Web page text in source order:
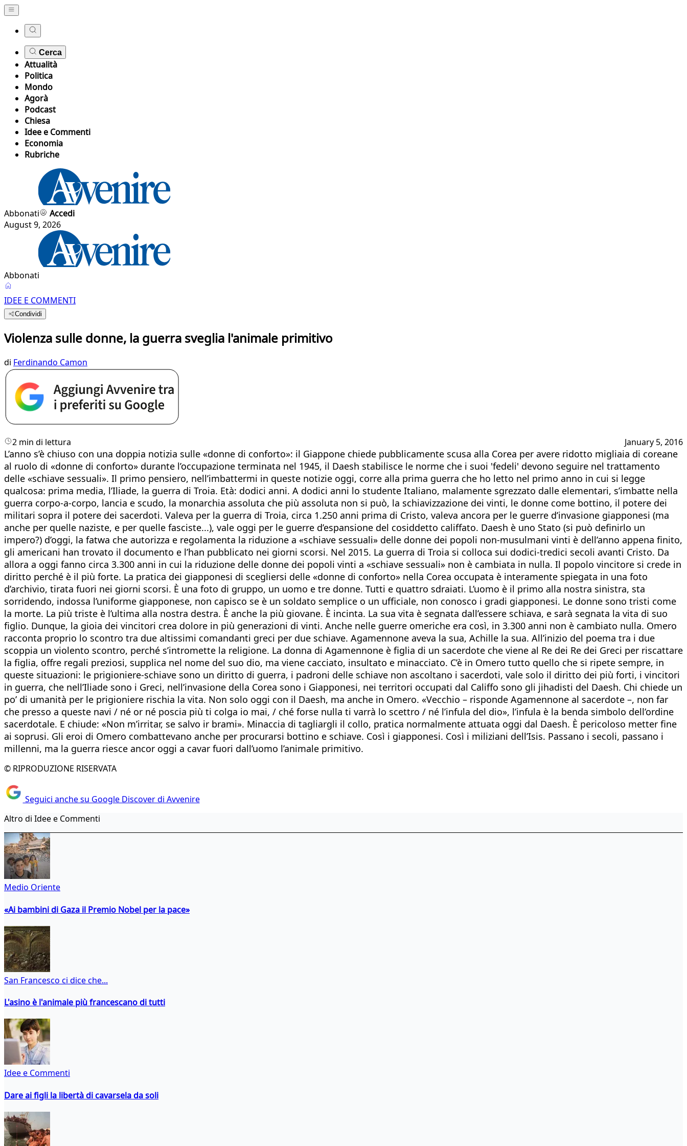
Cerca
Attualità
Politica
Mondo
Agorà
Podcast
Chiesa
Idee e Commenti
Economia
Rubriche
Abbonati
Accedi
August 9, 2026
Abbonati
IDEE E COMMENTI
Condividi
Violenza sulle donne, la guerra sveglia l'animale primitivo
di Ferdinando Camon
2 min di lettura January 5, 2016
L’anno s’è chiuso con una doppia notizia sulle «donne di conforto»: il Giappone chiede pubblicamente scusa alla Corea per avere ridotto migliaia di coreane
al ruolo di «donne di conforto» durante l’occupazione terminata nel 1945, il Daesh stabilisce le norme che i suoi 'fedeli' devono seguire nel trattamento
delle «schiave sessuali». Il primo pensiero, nell’imbattermi in queste notizie oggi, corre alla prima guerra che ho letto nel primo anno in cui si legge
qualcosa: prima media, l’Iliade, la guerra di Troia. Età: dodici anni. A dodici anni lo studente Italiano, malamente sgrezzato dalle elementari, s’imbatte nella
guerra corpo-a-corpo, lancia e scudo, la monarchia assoluta che più assoluta non si può, la schiavizzazione dei vinti, le donne come bottino, il potere dei
militari sopra il potere dei sacerdoti. Valeva per la guerra di Troia, circa 1.250 anni prima di Cristo, valeva ancora per le guerre d’invasione giapponesi (ma
anche per quelle naziste, e per quelle fasciste...), vale oggi per le guerre d’espansione del cosiddetto califfato. Daesh è uno Stato (si può definirlo un
impero?) d’oggi, la fatwa che autorizza e regolamenta la riduzione a «schiave sessuali» delle donne dei popoli non-musulmani vinti è dell’anno appena finito,
gli americani han trovato il documento e l’han pubblicato nei giorni scorsi. Nel 2015. La guerra di Troia si colloca sui dodici-tredici secoli avanti Cristo. Da
allora a oggi fanno circa 3.300 anni in cui la riduzione delle donne dei popoli vinti a «schiave sessuali» non è cambiata in nulla. Il popolo vincitore si crede in
diritto perché è il più forte. La pratica dei giapponesi di scegliersi delle «donne di conforto» nella Corea occupata è interamente spiegata in una foto
d’archivio, tirata fuori nei giorni scorsi. È una foto di gruppo, un uomo e tre donne. Tutti e quattro sdraiati. L’uomo è il primo alla nostra sinistra, sta
sorridendo, indossa l’uniforme giapponese, non capisco se è un soldato semplice o un ufficiale, non conosco i gradi giapponesi. Le donne sono tristi come
la morte. La più triste è l’ultima alla nostra destra. È anche la più giovane. È incinta. La sua vita è segnata dall’essere schiava, e sarà segnata la vita di suo
figlio. Dunque, la gioia dei vincitori crea dolore in più generazioni di vinti. Anche nelle guerre omeriche era così, in 3.300 anni non è cambiato nulla. Omero
racconta proprio lo scontro tra due altissimi comandanti greci per due schiave. Agamennone aveva la sua, Achille la sua. All’inizio del poema tra i due
scoppia un violento scontro, perché s’intromette la religione. La donna di Agamennone è figlia di un sacerdote che viene al Re dei Re dei Greci per riscattare
la figlia, offre regali preziosi, supplica nel nome del suo dio, ma viene cacciato, insultato e minacciato. C’è in Omero tutto quello che si ripete sempre, in
queste situazioni: le prigioniere-schiave sono un diritto di guerra, i padroni delle schiave non ascoltano i sacerdoti, vale solo il diritto dei più forti, i vincitori
in guerra, che nell’Iliade sono i Greci, nell’invasione della Corea sono i Giapponesi, nei territori occupati dal Califfo sono gli jihadisti del Daesh. Chi chiede un
po’ di umanità per le prigioniere rischia la vita. Non solo oggi con il Daesh, ma anche in Omero. «Vecchio – risponde Agamennone al sacerdote –, non far
che presso a queste navi / né or né poscia più ti colga io mai, / ché forse nulla ti varrà lo scettro / né l’infula del dio», l’infula è la benda simbolo dell’ordine
sacerdotale. E chiude: «Non m’irritar, se salvo ir brami». Minaccia di tagliargli il collo, pratica normalmente attuata oggi dal Daesh. È pericoloso metter fine
ai soprusi. Gli eroi di Omero combattevano anche per procurarsi bottino e schiave. Così i giapponesi. Così i miliziani dell’Isis. Passano i secoli, passano i
millenni, ma la guerra riesce ancor oggi a cavar fuori dall’uomo l’animale primitivo.
© RIPRODUZIONE RISERVATA
Seguici anche su Google Discover di Avvenire
Altro di Idee e Commenti
Medio Oriente
«Ai bambini di Gaza il Premio Nobel per la pace»
San Francesco ci dice che...
L'asino è l'animale più francescano di tutti
Idee e Commenti
Dare ai figli la libertà di cavarsela da soli